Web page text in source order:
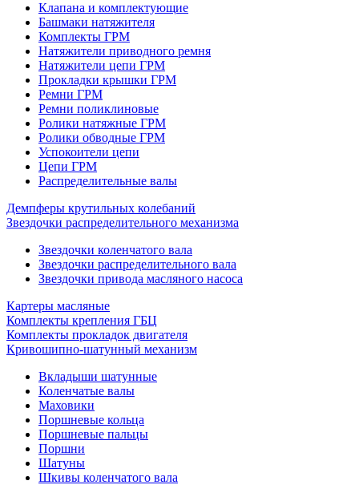
Клапана и комплектующие
Башмаки натяжителя
Комплекты ГРМ
Натяжители приводного ремня
Натяжители цепи ГРМ
Прокладки крышки ГРМ
Ремни ГРМ
Ремни поликлиновые
Ролики натяжные ГРМ
Ролики обводные ГРМ
Успокоители цепи
Цепи ГРМ
Распределительные валы
Демпферы крутильных колебаний
Звездочки распределительного механизма
Звездочки коленчатого вала
Звездочки распределительного вала
Звездочки привода масляного насоса
Картеры масляные
Комплекты крепления ГБЦ
Комплекты прокладок двигателя
Кривошипно-шатунный механизм
Вкладыши шатунные
Коленчатые валы
Маховики
Поршневые кольца
Поршневые пальцы
Поршни
Шатуны
Шкивы коленчатого вала